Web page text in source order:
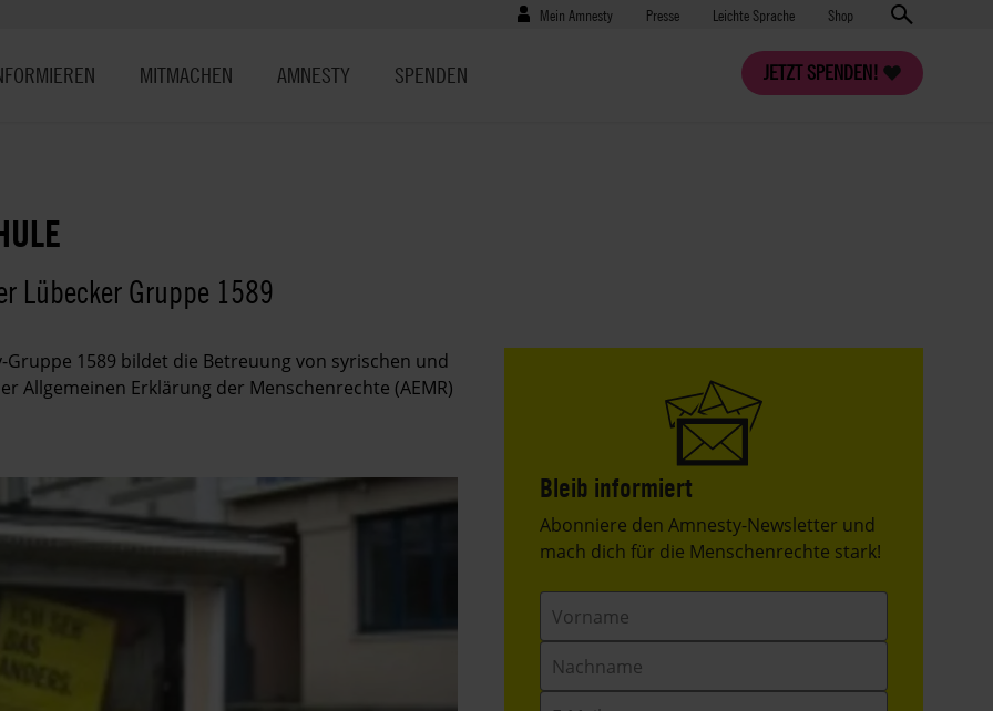
Benutzermenü
Mein Amnesty Presse
Presse Leichte Sprache Shop
JETZT SPENDEN!
MITMACHEN AMNESTY SPENDEN
Lübecker Gruppe 1589
1589 bildet die Betreuung von syrischen und
Allgemeinen Erklärung der Menschenrechte (AEMR)
Bleib informiert
Header
Text
Abonniere den Amnesty-Newsletter und
mach dich für die Menschenrechte stark!